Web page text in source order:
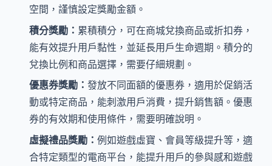
空間，謹慎設定獎勵金額。
積分獎勵： 累積積分，可在商城兌換商品或折扣券，
能有效提升用戶黏性，並延長用戶生命週期。積分的
兌換比例和商品選擇，需要仔細規劃。
優惠券獎勵： 發放不同面額的優惠券，適用於促銷活
動或特定商品，能刺激用戶消費，提升銷售額。優惠
券的有效期和使用條件，需要明確說明。
虛擬禮品獎勵： 例如遊戲虛寶、會員等級提升等，適
合特定類型的電商平台，能提升用戶的參與感和遊戲